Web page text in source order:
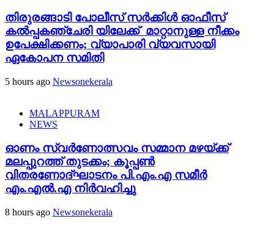
തിരുരങ്ങാടി പോലീസ് സർക്കിൾ ഓഫീസ്
കൽപ്പകഞ്ചേരി യിലേക്ക് മാറ്റാനുള്ള നീക്കം
ഉപേക്ഷിക്കണം; വ്യാപാരി വ്യവസായി
ഏകോപന സമിതി
5 hours ago Newsonekerala
MALAPPURAM
NEWS
ഓണം സ്വർണോത്സവം സമ്മാന മഴയ്ക്ക്
മലപ്പുറത്ത് തുടക്കം; കൂപ്പൺ
വിതരണോദ്ഘാടനം പി.എം.എ സമീർ
എം.എൽ.എ നിർവഹിച്ചു
8 hours ago Newsonekerala